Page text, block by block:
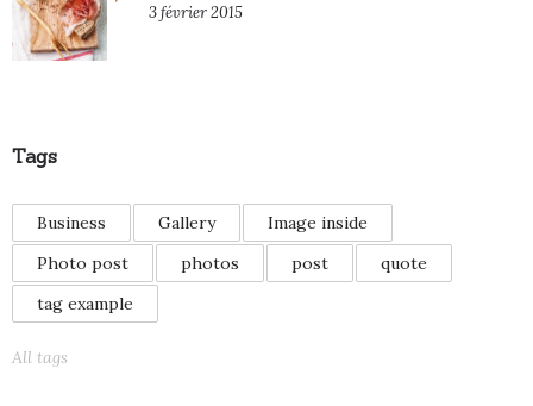
3 février 2015
Tags
Business Gallery
Image inside
Photo post
photos post
quote
tag example
All tags